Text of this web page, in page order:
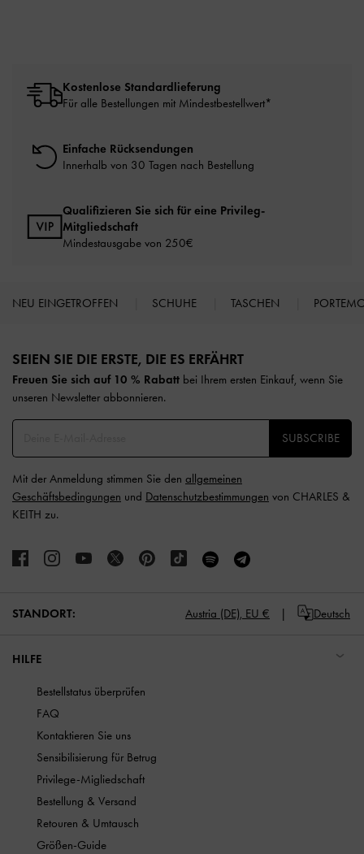
Kostenlose Standardlieferung
Für alle Bestellungen mit Mindestbestellwert*
Einfache Rücksendungen
Innerhalb von 30 Tagen nach Bestellung
Qualifizieren Sie sich für eine Privileg-
Mitgliedschaft
Mindestausgabe von 250€
NEU EINGETROFFEN SCHUHE TASCHEN
SEIEN SIE DIE ERSTE, DIE ES ERFÄHRT​
Freuen Sie sich auf 10 % Rabatt bei Ihrem ersten Einkauf, wenn Sie
unseren Newsletter abbonnieren.​
SUBSCRIBE
Mit der Anmeldung stimmen Sie den allgemeinen
Geschäftsbedingungen und Datenschutzbestimmungen von CHARLES &
KEITH zu.
STANDORT: Austria (DE), EU € Deutsch
HILFE
Bestellstatus überprüfen
FAQ
Kontaktieren Sie uns
Sensibilisierung für Betrug
Privilege-Migliedschaft
Bestellung & Versand
Retouren & Umtausch
Größen-Guide